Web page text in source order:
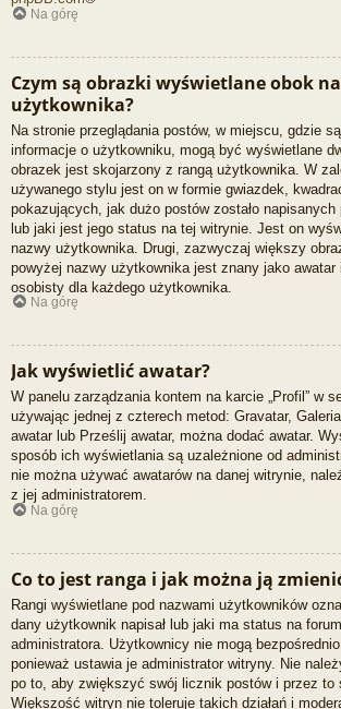
Na górę
Czym są obrazki wyświetlane obok
użytkownika?
Na stronie przeglądania postów, w miejscu, gdzie
informacje o użytkowniku, mogą być wyświetlane
obrazek jest skojarzony z rangą użytkownika. W
używanego stylu jest on w formie gwiazdek,
pokazujących, jak dużo postów zostało
lub jaki jest jego status na tej witrynie. Jest on
nazwy użytkownika. Drugi, zazwyczaj większy
powyżej nazwy użytkownika jest znany jako
osobisty dla każdego użytkownika.
Na górę
Jak wyświetlić awatar?
W panelu zarządzania kontem na karcie „Profil” w
używając jednej z czterech metod: Gravatar,
awatar lub Prześlij awatar, można dodać awatar.
sposób ich wyświetlania są uzależnione od
nie można używać awatarów na danej witrynie,
z jej administratorem.
Na górę
Co to jest ranga i jak można ją
Rangi wyświetlane pod nazwami użytkowników
dany użytkownik napisał lub jaki ma status na
administratora. Użytkownicy nie mogą
ponieważ ustawia je administrator witryny. Nie
po to, aby zwiększyć swój licznik postów i przez to
Większość witryn nie toleruje takich działań i